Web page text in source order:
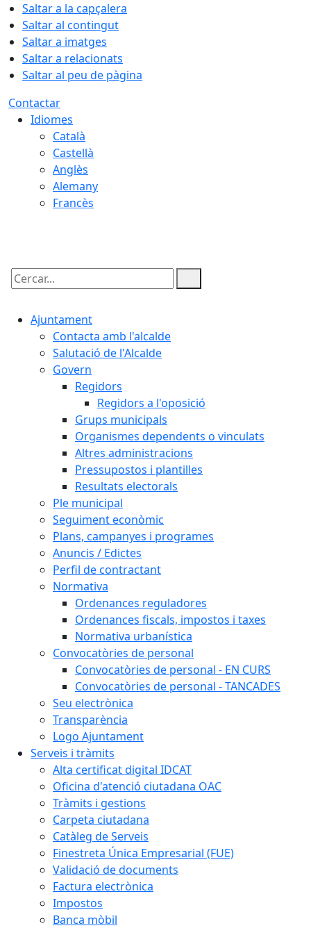
Saltar a la capçalera
Saltar al contingut
Saltar a imatges
Saltar a relacionats
Saltar al peu de pàgina
Contactar
Idiomes
Català
Castellà
Anglès
Alemany
Francès
Cercar:
Ajuntament
Contacta amb l'alcalde
Salutació de l'Alcalde
Govern
Regidors
Regidors a l'oposició
Grups municipals
Organismes dependents o vinculats
Altres administracions
Pressupostos i plantilles
Resultats electorals
Ple municipal
Seguiment econòmic
Plans, campanyes i programes
Anuncis / Edictes
Perfil de contractant
Normativa
Ordenances reguladores
Ordenances fiscals, impostos i taxes
Normativa urbanística
Convocatòries de personal
Convocatòries de personal - EN CURS
Convocatòries de personal - TANCADES
Seu electrònica
Transparència
Logo Ajuntament
Serveis i tràmits
Alta certificat digital IDCAT
Oficina d'atenció ciutadana OAC
Tràmits i gestions
Carpeta ciutadana
Catàleg de Serveis
Finestreta Única Empresarial (FUE)
Validació de documents
Factura electrònica
Impostos
Banca mòbil